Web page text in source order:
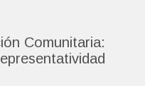
Comunitaria: